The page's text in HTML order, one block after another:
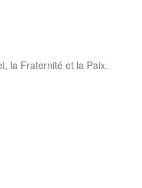
la Fraternité et la Paix.